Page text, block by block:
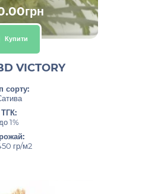
Купити
VICTORY
сорту:
ТГК:
до 1%
гр/м2